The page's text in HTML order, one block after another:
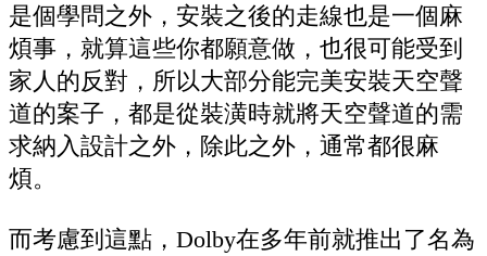
是個學問之外，安裝之後的走線也是一個麻
煩事，就算這些你都願意做，也很可能受到
家人的反對，所以大部分能完美安裝天空聲
道的案子，都是從裝潢時就將天空聲道的需
求納入設計之外，除此之外，通常都很麻
煩。
而考慮到這點，Dolby在多年前就推出了名為